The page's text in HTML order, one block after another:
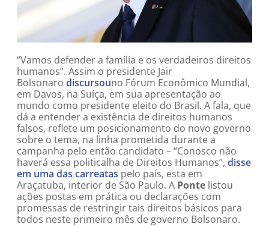
“Vamos defender a família e os verdadeiros direitos
humanos”. Assim o presidente Jair
Bolsonaro discursouno Fórum Econômico Mundial,
em Davos, na Suíça, em sua apresentação ao
mundo como presidente eleito do Brasil. A fala, que
dá a entender a existência de direitos humanos
falsos, reflete um posicionamento do novo governo
sobre o tema, na linha prometida durante a
campanha pelo então candidato – “Conosco não
haverá essa politicalha de Direitos Humanos”, disse
em uma das carreatas pelo país, esta em
Araçatuba, interior de São Paulo. A Ponte listou
ações postas em prática ou declarações com
promessas de restringir tais direitos básicos para
todos neste primeiro mês de governo Bolsonaro.